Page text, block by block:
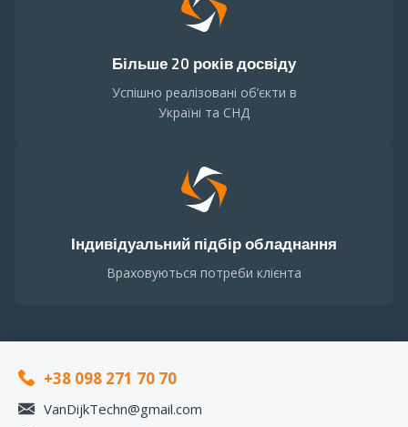
Більше 20 років досвіду
Успішно реалізовані об’єкти в
Україні та СНД
Індивідуальний підбір обладнання
Враховуються потреби клієнта
+38 098 271 70 70
VanDijkTechn@gmail.com